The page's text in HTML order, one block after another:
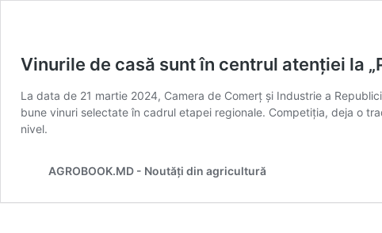
Vinurile de casă sunt în centrul atenției la
La data de 21 martie 2024, Camera de Comerț și Industrie a
bune vinuri selectate în cadrul etapei regionale. Competiția, deja o
nivel.
AGROBOOK.MD - Noutăți din agricultură